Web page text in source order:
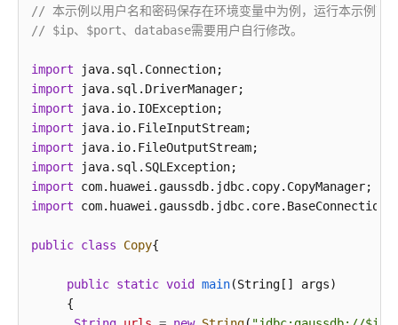
明
速
入
门
用
户
指
南
开
// 本示例以用户名和密码保存在环境变量中为例，运行本示例前请
// $ip、$port、database需要用户自行修改。
import
import
import
import
import
import
import
import com.huawei.gaussdb.jdbc.core.BaseConnection;
public class Copy{
public static void main(String[] args)
     {